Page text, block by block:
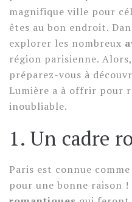
magnifique ville pour
êtes au bon endroit.
explorer les nombreux
région parisienne.
préparez-vous à
Lumière a à offrir pour
inoubliable.
1. Un cadre
Paris est connue
pour une bonne raison